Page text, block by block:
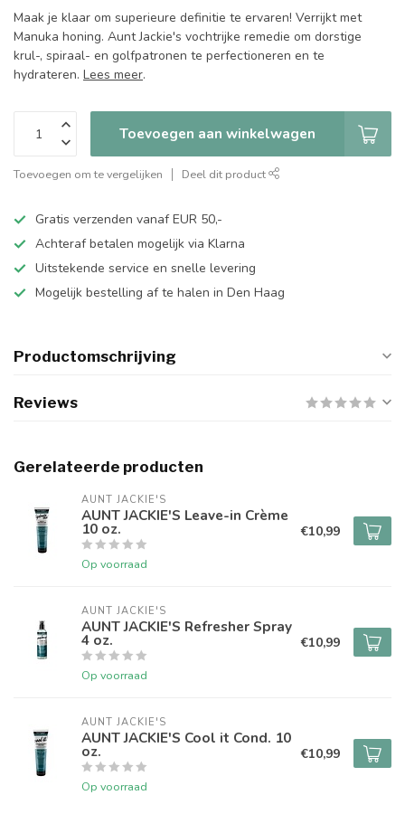
Maak je klaar om superieure definitie te ervaren! Verrijkt met
Manuka honing. Aunt Jackie's vochtrijke remedie om dorstige
krul-, spiraal- en golfpatronen te perfectioneren en te
hydrateren. Lees meer.
Toevoegen aan winkelwagen
Toevoegen om te vergelijken Deel dit product
Gratis verzenden vanaf EUR 50,-
Achteraf betalen mogelijk via Klarna
Uitstekende service en snelle levering
Mogelijk bestelling af te halen in Den Haag
Productomschrijving
Reviews
Gerelateerde producten
AUNT JACKIE'S
AUNT JACKIE'S Leave-in Crème
10 oz.
Op voorraad
€10,99
AUNT JACKIE'S
AUNT JACKIE'S Refresher Spray
4 oz.
Op voorraad
€10,99
AUNT JACKIE'S
AUNT JACKIE'S Cool it Cond. 10
oz.
Op voorraad
€10,99